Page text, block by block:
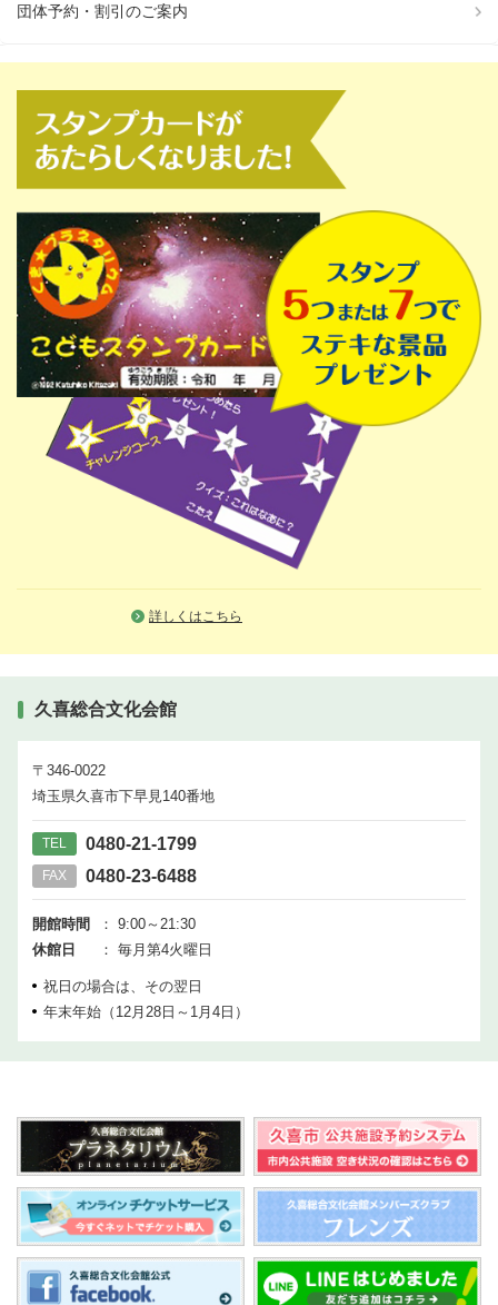
団体予約・割引のご案内
詳しくはこちら
久喜総合文化会館
〒346-0022
埼玉県久喜市下早見140番地
TEL 0480-21-1799
FAX 0480-23-6488
開館時間
： 9:00～21:30
休館日
： 毎月第4火曜日
祝日の場合は、その翌日
年末年始（12月28日～1月4日）